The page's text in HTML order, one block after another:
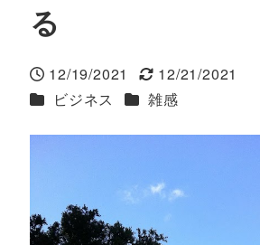
る
投稿日
12/19/2021
更新日
12/21/2021
カテゴリー
ビジネス カテゴリー
雑感